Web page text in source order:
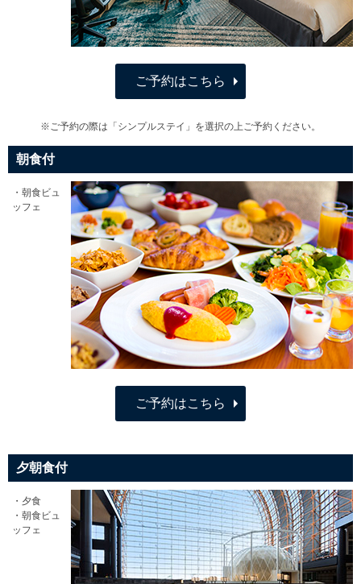
ご予約はこちら
※ご予約の際は「シンプルステイ」を選択の上ご予約ください。
朝食付
・朝食ビュ
ッフェ
ご予約はこちら
夕朝食付
・夕食
・朝食ビュ
ッフェ